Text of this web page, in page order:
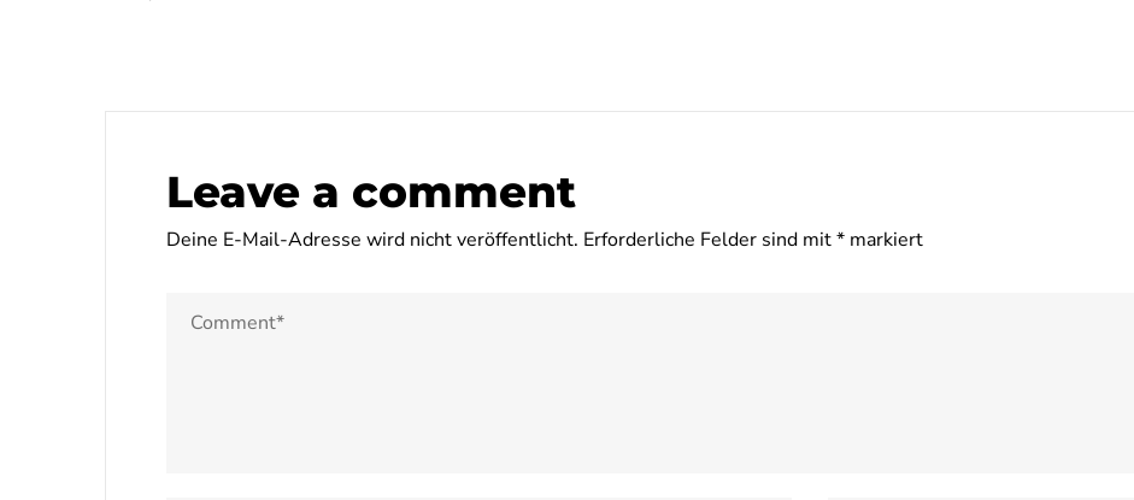
Leave a comment
Deine E-Mail-Adresse wird nicht veröffentlicht. Erforderliche Felder sind mit* markiert